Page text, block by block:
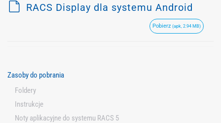
d
t
RACS Display dla systemu Android
Pobierz (apk, 2.94 MB)
Zasoby do pobrania
Foldery
Instrukcje
Noty aplikacyjne do systemu RACS 5